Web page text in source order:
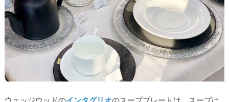
ウェッジウッドのインタグリオのスーププレートは、スープは